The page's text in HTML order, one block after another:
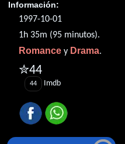
Información:
1997-10-01
1h 35m (95 minutos).
Romance y Drama.
✮44
44 Imdb